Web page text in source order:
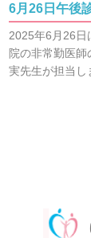
6月26日午後
2025年6月26日
院の非常勤医
実先生が担当し